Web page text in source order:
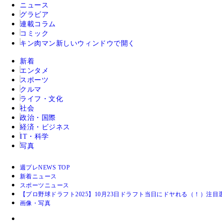
ニュース
グラビア
連載コラム
コミック
キン肉マン 新しいウィンドウで開く
新着
エンタメ
スポーツ
クルマ
ライフ・文化
社会
政治・国際
経済・ビジネス
IT・科学
写真
週プレNEWS TOP
新着ニュース
スポーツニュース
【プロ野球ドラフト2025】10月23日ドラフト当日にドヤれる（！）注目
画像・写真